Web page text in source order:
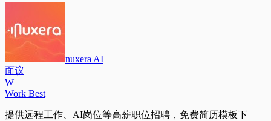
nuxera AI
面议
W
Work Best
提供远程工作、AI岗位等高薪职位招聘，免费简历模板下